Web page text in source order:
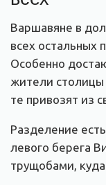
Варшавяне в
всех остальных
Особенно
жители столицы
те привозят из
Разделение
левого берега
трущобами,